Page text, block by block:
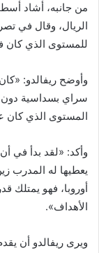
من جانبه، أشاد
الريال، وقال في
للمستوى الذي كان
وأوضح ريفالدو:
سراي بسداسية دون
المستوى الذي كان
وأكد: «لقد بدأ في
يعطيها له المدرب
أوروبا، فهو يمتلك
الأهداف».
ويرى ريفالدو أن